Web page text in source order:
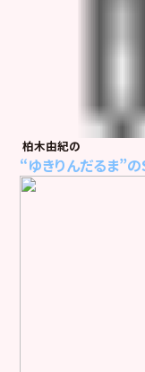
柏木由紀の
“ゆきりんだるま”